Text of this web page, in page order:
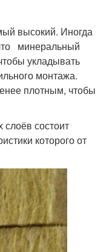
высокий. Иногда
минеральный
укладывать
монтажа.
плотным, чтобы
слоёв состоит
которого от